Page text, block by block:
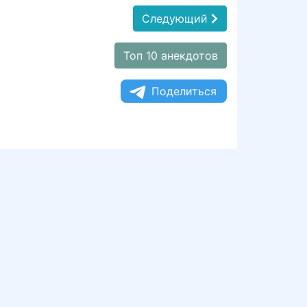
Следующий
Топ 10 анекдотов
Поделиться